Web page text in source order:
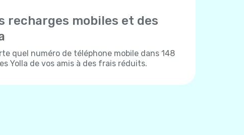
recharges mobiles et des
quel numéro de téléphone mobile dans 148
Yolla de vos amis à des frais réduits.